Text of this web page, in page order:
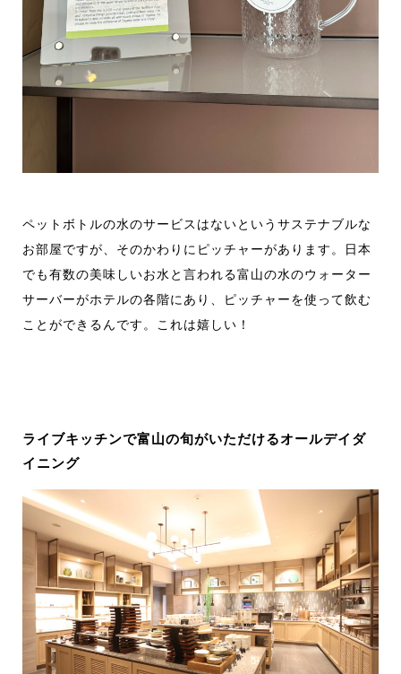
ペットボトルの水のサービスはないというサステナブルな
お部屋ですが、そのかわりにピッチャーがあります。日本
でも有数の美味しいお水と言われる富山の水のウォーター
サーバーがホテルの各階にあり、ピッチャーを使って飲む
ことができるんです。これは嬉しい！
ライブキッチンで富山の旬がいただけるオールデイダ
イニング